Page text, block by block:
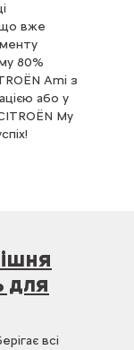
що вже
80%
Ami з
або у
My
для
всі